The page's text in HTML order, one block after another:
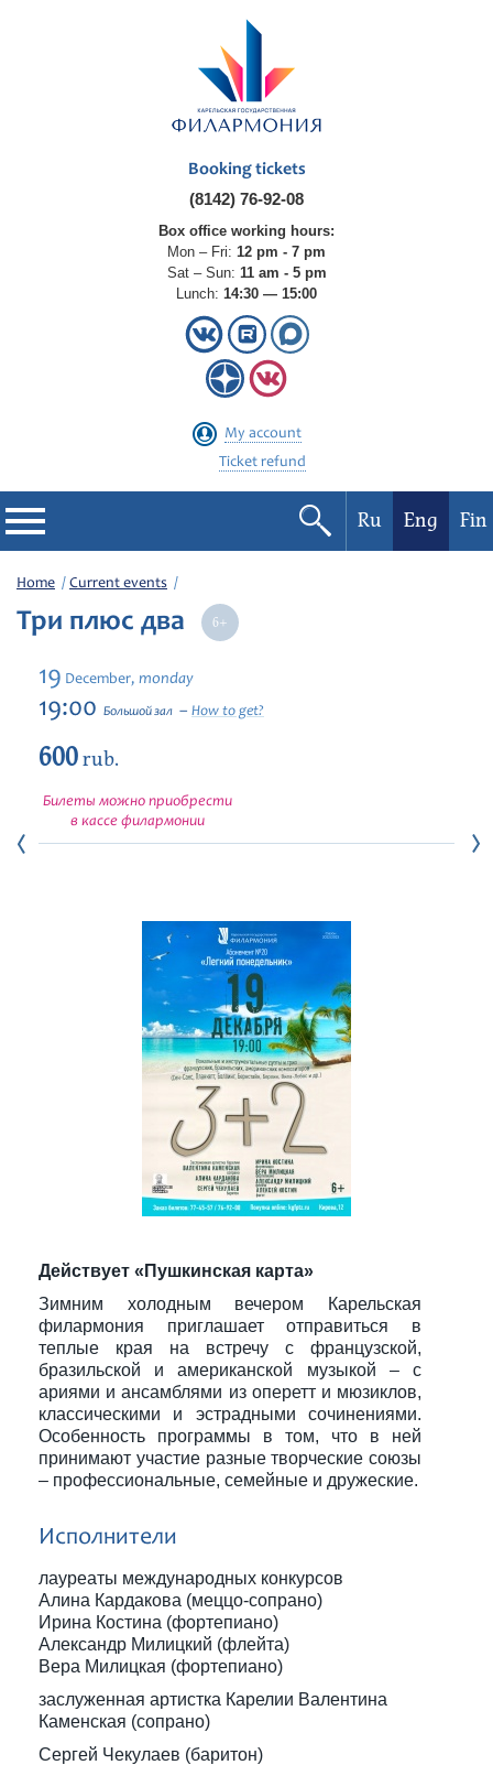
Booking tickets
(8142) 76-92-08
Box office working hours:
Mon – Fri: 12 pm - 7 pm
Sat – Sun: 11 am - 5 pm
Lunch: 14:30 — 15:00
My account
Ticket refund
Philharmonic
Current events
Festivals
Ru Eng Fin
Home Current events
Три плюс два
19 December, monday
19:00 Большой зал How to get?
600rub.
Билеты можно приобрести
в кассе филармонии
Действует «Пушкинская карта»
Зимним холодным вечером Карельская
филармония приглашает отправиться в
теплые края на встречу с французской,
бразильской и американской музыкой – с
ариями и ансамблями из оперетт и мюзиклов,
классическими и эстрадными сочинениями.
Особенность программы в том, что в ней
принимают участие разные творческие союзы
– профессиональные, семейные и дружеские.
Исполнители
лауреаты международных конкурсов
Алина Кардакова (меццо-сопрано)
Ирина Костина (фортепиано)
Александр Милицкий (флейта)
Вера Милицкая (фортепиано)
заслуженная артистка Карелии Валентина
Каменская (сопрано)
Сергей Чекулаев (баритон)